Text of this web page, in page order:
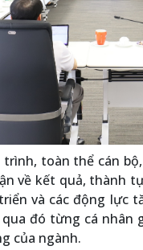
toàn thể cán
về kết quả, thành
và các động lực
đó từng cá nhân
của ngành.